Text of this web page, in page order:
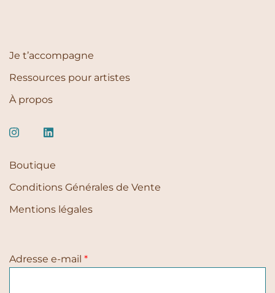
Je t’accompagne
Ressources pour artistes
À propos
Boutique
Conditions Générales de Vente
Mentions légales
Adresse e-mail *